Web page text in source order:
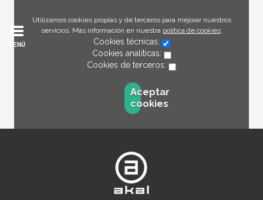
Utilizamos cookies propias y de terceros para mejorar nuestros
servicios. Más información en nuestra política de cookies.
Cookies técnicas:
Cookies analíticas:
Cookies de terceros:
Aceptar
cookies
MENÚ